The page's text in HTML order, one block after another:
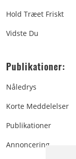
Hold Træet Friskt
Vidste Du
Publikationer:
Nåledrys
Korte Meddelelser
Publikationer
Annoncering